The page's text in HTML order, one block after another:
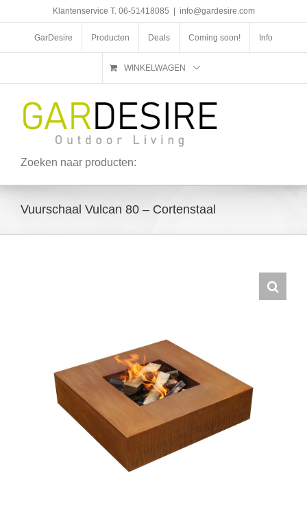
Klantenservice T. 06-51418085 info@gardesire.com
GarDesire Producten Deals Coming soon! Info
WINKELWAGEN
Zoeken naar producten:
Vuurschaal Vulcan 80 – Cortenstaal